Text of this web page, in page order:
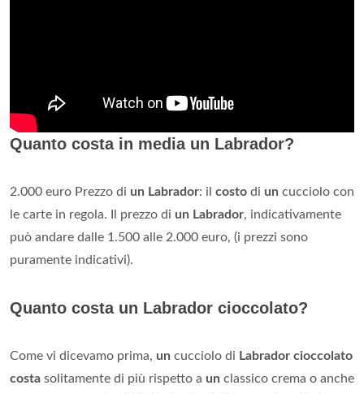
Quanto costa in media un Labrador?
2.000 euro Prezzo di un Labrador: il costo di un cucciolo con
le carte in regola. Il prezzo di un Labrador, indicativamente
può andare dalle 1.500 alle 2.000 euro, (i prezzi sono
puramente indicativi).
Quanto costa un Labrador cioccolato?
Come vi dicevamo prima, un cucciolo di Labrador cioccolato
costa solitamente di più rispetto a un classico crema o anche